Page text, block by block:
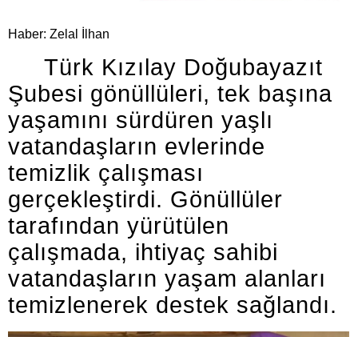
Haber: Zelal İlhan
Türk Kızılay Doğubayazıt
Şubesi gönüllüleri, tek başına
yaşamını sürdüren yaşlı
vatandaşların evlerinde
temizlik çalışması
gerçekleştirdi. Gönüllüler
tarafından yürütülen
çalışmada, ihtiyaç sahibi
vatandaşların yaşam alanları
temizlenerek destek sağlandı.